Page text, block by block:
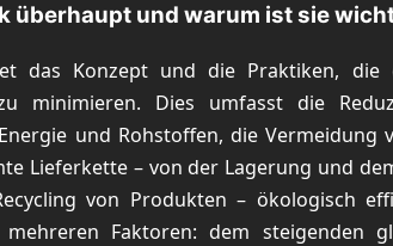
überhaupt und warum ist sie
das Konzept und die Praktiken, die
minimieren. Dies umfasst die
und Rohstoffen, die
Lieferkette – von der Lagerung und
von Produkten – ökologisch
Faktoren: dem steigenden